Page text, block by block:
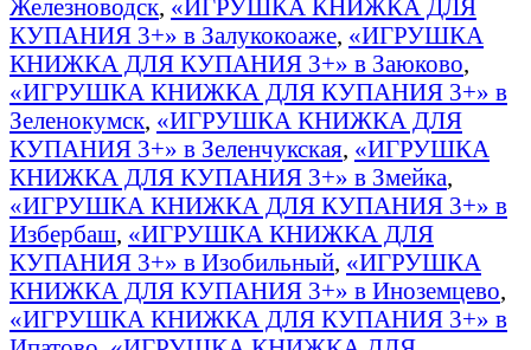
Железноводск, «ИГРУШКА КНИЖКА ДЛЯ
КУПАНИЯ 3+» в Залукокоаже, «ИГРУШКА
КНИЖКА ДЛЯ КУПАНИЯ 3+» в Заюково,
«ИГРУШКА КНИЖКА ДЛЯ КУПАНИЯ 3+» в
Зеленокумск, «ИГРУШКА КНИЖКА ДЛЯ
КУПАНИЯ 3+» в Зеленчукская, «ИГРУШКА
КНИЖКА ДЛЯ КУПАНИЯ 3+» в Змейка,
«ИГРУШКА КНИЖКА ДЛЯ КУПАНИЯ 3+» в
Избербаш, «ИГРУШКА КНИЖКА ДЛЯ
КУПАНИЯ 3+» в Изобильный, «ИГРУШКА
КНИЖКА ДЛЯ КУПАНИЯ 3+» в Иноземцево,
«ИГРУШКА КНИЖКА ДЛЯ КУПАНИЯ 3+» в